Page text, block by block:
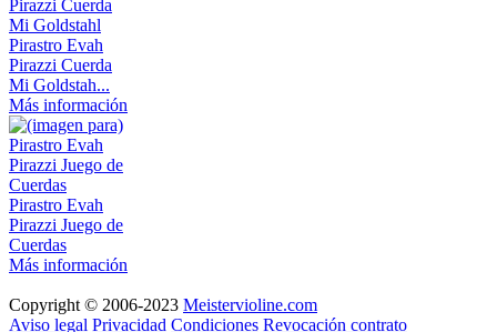
Pirastro Evah
Pirazzi Cuerda
Mi Goldstah...
Más información
Pirastro Evah
Pirazzi Juego de
Cuerdas
Más información
Copyright © 2006-2023 Meistervioline.com
Aviso legal Privacidad Condiciones Revocación contrato